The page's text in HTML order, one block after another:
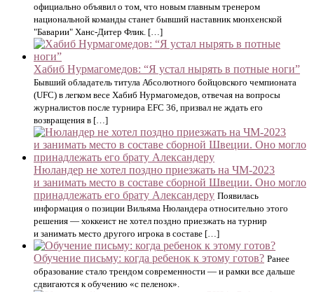
официально объявил о том, что новым главным тренером
национальной команды станет бывший наставник мюнхенской
"Баварии" Ханс-Дитер Флик. […]
Хабиб Нурмагомедов: “Я устал нырять в потные ноги”
Бывший обладатель титула Абсолютного бойцовского чемпионата
(UFC) в легком весе Хабиб Нурмагомедов, отвечая на вопросы
журналистов после турнира EFC 36, призвал не ждать его
возвращения в […]
Нюландер не хотел поздно приезжать на ЧМ-2023
и занимать место в составе сборной Швеции. Оно могло
принадлежать его брату Александеру Появилась
информация о позиции Вильяма Нюландера относительно этого
решения — хоккеист не хотел поздно приезжать на турнир
и занимать место другого игрока в составе […]
Обучение письму: когда ребенок к этому готов? Ранее
образование стало трендом современности — и рамки все дальше
сдвигаются к обучению «с пеленок».